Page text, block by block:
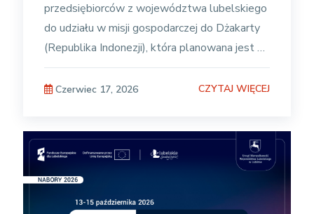
przedsiębiorców z województwa lubelskiego
do udziału w misji gospodarczej do Dżakarty
(Republika Indonezji), która planowana jest w
terminie 26 – 30 października
Czerwiec 17, 2026 CZYTAJ WIĘCEJ